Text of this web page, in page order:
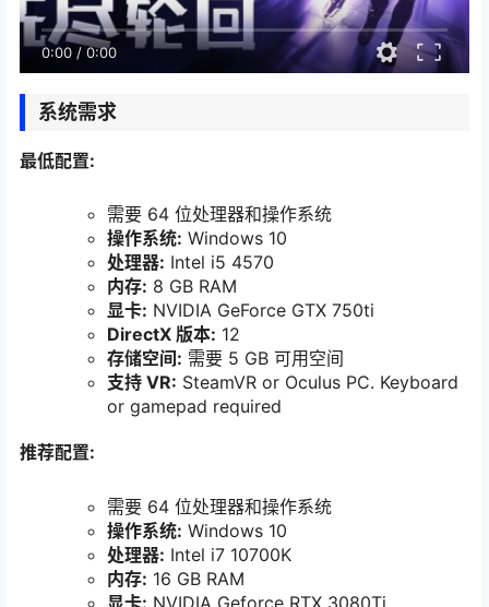
0:00 / 0:00
系统需求
最低配置:
需要 64 位处理器和操作系统
操作系统: Windows 10
处理器: Intel i5 4570
内存: 8 GB RAM
显卡: NVIDIA GeForce GTX 750ti
DirectX 版本: 12
存储空间: 需要 5 GB 可用空间
支持 VR: SteamVR or Oculus PC. Keyboard
or gamepad required
推荐配置:
需要 64 位处理器和操作系统
操作系统: Windows 10
处理器: Intel i7 10700K
内存: 16 GB RAM
显卡: NVIDIA Geforce RTX 3080Ti